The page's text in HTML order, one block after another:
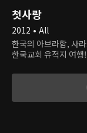
첫사랑
2012 • All
한국의 아브라함, 사
한국교회 유적지 여행!